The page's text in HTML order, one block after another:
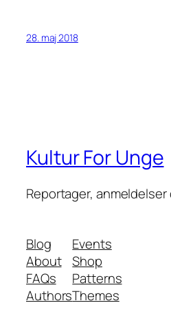
28. maj 2018
Kultur For Unge
Reportager,
Blog
About
FAQs
Authors
Events
Shop
Patterns
Themes